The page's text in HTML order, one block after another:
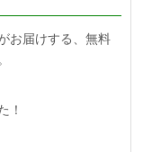
お届けする、無料
！